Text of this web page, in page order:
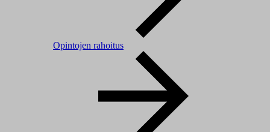
Opintojen rahoitus